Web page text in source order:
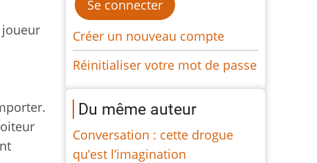
joueur
Créer un nouveau compte
Réinitialiser votre mot de passe
Du même auteur
Conversation : cette drogue
qu’est l’imagination